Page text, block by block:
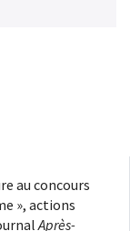
au concours
», actions
Après-